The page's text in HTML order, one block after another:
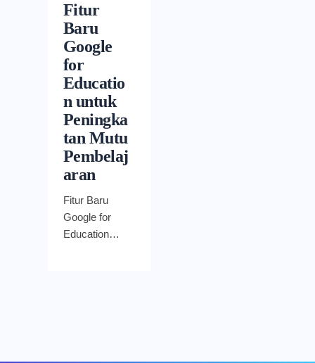
Fitur
Baru
Google
for
Educatio
n untuk
Peningka
tan Mutu
Pembelaj
aran
Fitur Baru
Google for
Education